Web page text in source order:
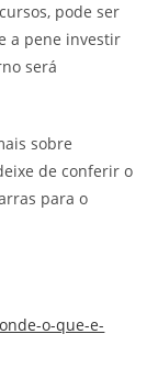
pode ser
a pene investir
será
sobre
de conferir o
para o
o-que-e-